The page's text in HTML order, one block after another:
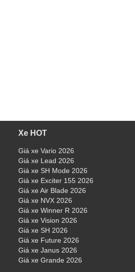
Xe HOT
Giá xe Vario 2026
Giá xe Lead 2026
Giá xe SH Mode 2026
Giá xe Exciter 155 2026
Giá xe Air Blade 2026
Giá xe NVX 2026
Giá xe Winner R 2026
Giá xe Vision 2026
Giá xe SH 2026
Giá xe Future 2026
Giá xe Janus 2026
Giá xe Grande 2026